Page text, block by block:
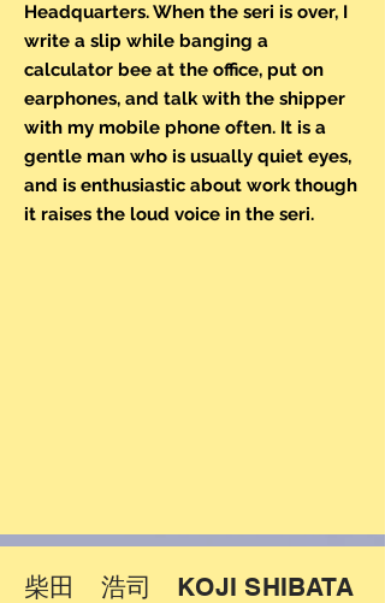
Headquarters. When the seri is over, I
write a slip while banging a
calculator bee at the office, put on
earphones, and talk with the shipper
with my mobile phone often. It is a
gentle man who is usually quiet eyes,
and is enthusiastic about work though
it raises the loud voice in the seri.
柴田 浩司 KOJI SHIBATA